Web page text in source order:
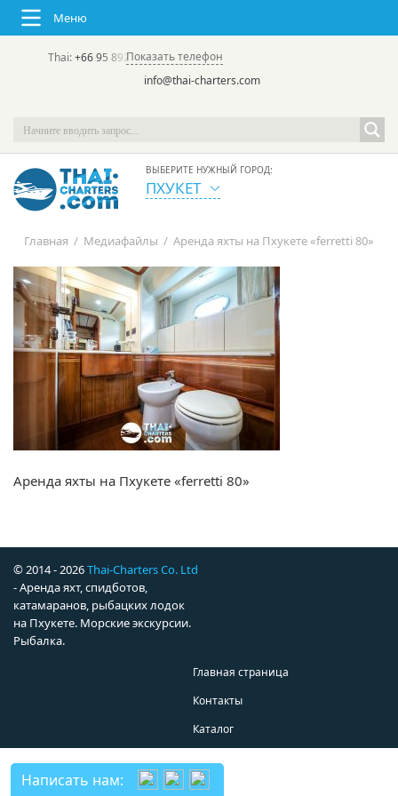
Меню
Thai:+66 95 892 7646(rus/eng) | в России:
Показать телефон
info@thai-charters.com
ВЫБЕРИТЕ НУЖНЫЙ ГОРОД:
ПХУКЕТ
Главная / Медиафайлы / Аренда яхты на Пхукете «ferretti 80»
Аренда яхты на Пхукете «ferretti 80»
© 2014 - 2026Thai-Charters Co. Ltd
- Аренда яхт, спидботов,
катамаранов, рыбацких лодок
на Пхукете. Морские экскурсии.
Рыбалка.
Главная страница
Контакты
Каталог
Написать нам: